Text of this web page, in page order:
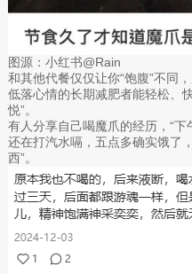
图源：小红书@Rain
和其他代餐仅仅让你“饱腹”不同
低落心情的长期减肥者能轻松、
悦”。
有人分享自己喝魔爪的经历，“
还在打汽水嗝，五点多确实饿了
西”。